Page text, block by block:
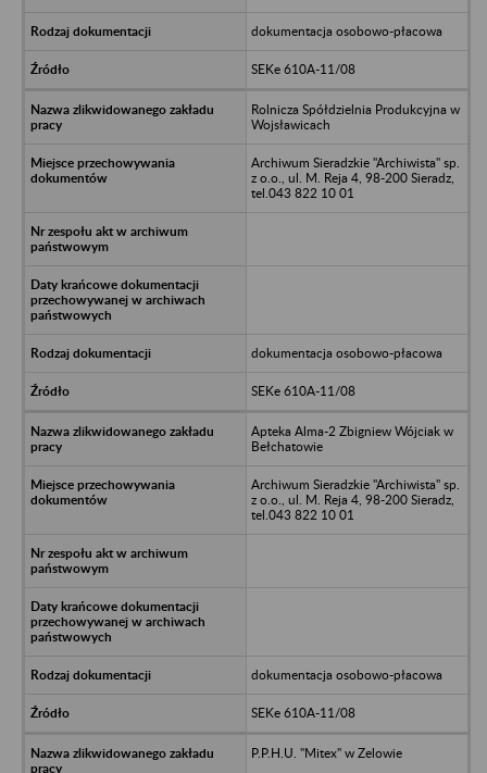
dokumentacja osobowo-płacowa
SEKe 610A-11/08
Rolnicza Spółdzielnia Produkcyjna w
Wojsławicach
Archiwum Sieradzkie "Archiwista" sp.
z o.o., ul. M. Reja 4, 98-200 Sieradz,
tel.043 822 10 01
dokumentacja osobowo-płacowa
SEKe 610A-11/08
Apteka Alma-2 Zbigniew Wójciak w
Bełchatowie
Archiwum Sieradzkie "Archiwista" sp.
z o.o., ul. M. Reja 4, 98-200 Sieradz,
tel.043 822 10 01
dokumentacja osobowo-płacowa
SEKe 610A-11/08
P.P.H.U. "Mitex" w Zelowie